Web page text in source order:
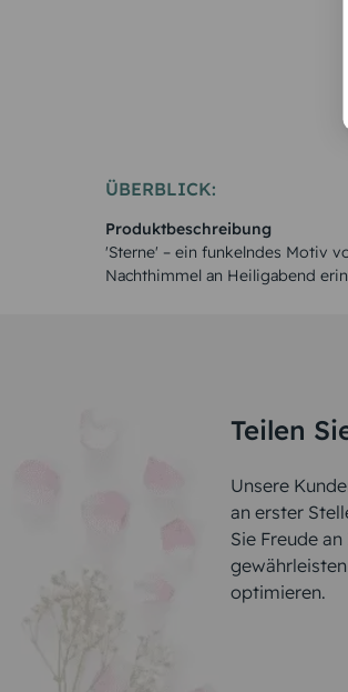
ÜBERBLICK:
Produktbeschreibung
'Sterne' – ein funkelndes Motiv
Nachthimmel an Heiligabend
Teilen
Unsere
an erster
Sie Freude
optimieren.